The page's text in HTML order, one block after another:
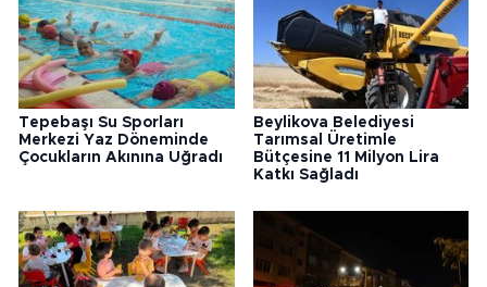
Tepebaşı Su Sporları
Merkezi Yaz Döneminde
Çocukların Akınına Uğradı
Beylikova Belediyesi
Tarımsal Üretimle
Bütçesine 11 Milyon Lira
Katkı Sağladı